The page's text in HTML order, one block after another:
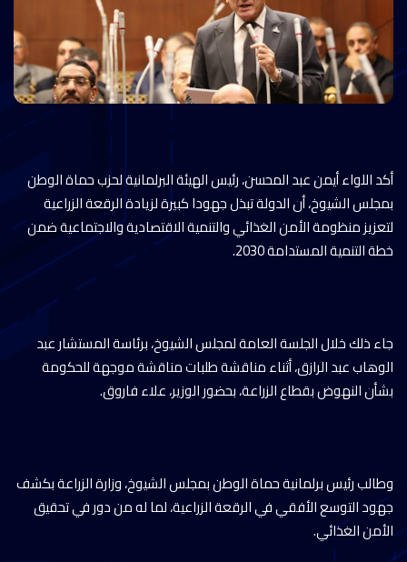
أكد اللواء أيمن عبد المحسن، رئيس الهيئة البرلمانية لحزب حماة الوطن
بمجلس الشيوخ، أن الدولة تبذل جهودا كبيرة لزيادة الرقعة الزراعية
لتعزيز منظومة الأمن الغذائي والتنمية الاقتصادية والاجتماعية ضمن
خطة التنمية المستدامة 2030.
جاء ذلك خلال الجلسة العامة لمجلس الشيوخ، برئاسة المستشار عبد
الوهاب عبد الرازق، أثناء مناقشة طلبات مناقشة موجهة للحكومة
بشأن النهوض بقطاع الزراعة، بحضور الوزير، علاء فاروق.
وطالب رئيس برلمانية حماة الوطن بمجلس الشيوخ، وزارة الزراعة بكشف
جهود التوسع الأفقي في الرقعة الزراعية، لما له من دور في تحقيق
الأمن الغذائي.